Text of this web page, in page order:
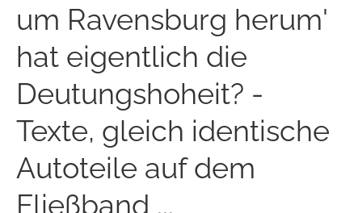
um Ravensburg herum'
hat eigentlich die
Deutungshoheit? -
Texte, gleich identische
Autoteile auf dem
Fließband ...